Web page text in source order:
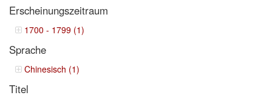
Erscheinungszeitraum
1700 - 1799 (1)
Sprache
Chinesisch (1)
Titel